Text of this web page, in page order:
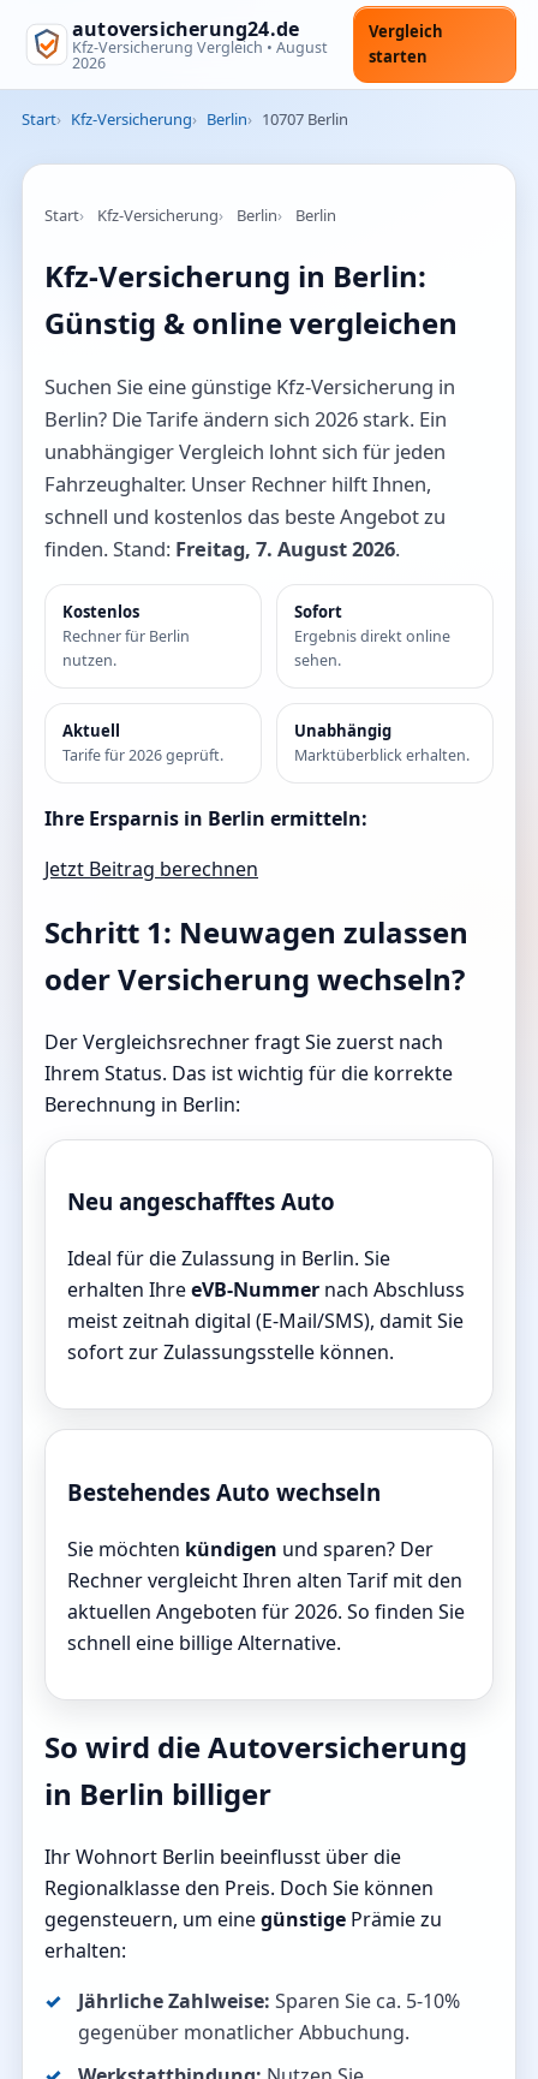
autoversicherung24.de
Kfz-Versicherung Vergleich • August
2026
Vergleich
starten
Start Kfz-Versicherung Berlin 10707 Berlin
Start Kfz-Versicherung Berlin Berlin
Kfz-Versicherung in Berlin:
Günstig & online vergleichen
Suchen Sie eine günstige Kfz-Versicherung in
Berlin? Die Tarife ändern sich 2026 stark. Ein
unabhängiger Vergleich lohnt sich für jeden
Fahrzeughalter. Unser Rechner hilft Ihnen,
schnell und kostenlos das beste Angebot zu
finden. Stand: Freitag, 7. August 2026.
Kostenlos
Rechner für Berlin
nutzen.
Sofort
Ergebnis direkt online
sehen.
Aktuell
Tarife für 2026 geprüft.
Unabhängig
Marktüberblick erhalten.
Ihre Ersparnis in Berlin ermitteln:
Jetzt Beitrag berechnen
Schritt 1: Neuwagen zulassen
oder Versicherung wechseln?
Der Vergleichsrechner fragt Sie zuerst nach
Ihrem Status. Das ist wichtig für die korrekte
Berechnung in Berlin:
Neu angeschafftes Auto
Ideal für die Zulassung in Berlin. Sie
erhalten IhreeVB-Nummer nach Abschluss
meist zeitnah digital (E-Mail/SMS), damit Sie
sofort zur Zulassungsstelle können.
Bestehendes Auto wechseln
Sie möchten kündigen und sparen? Der
Rechner vergleicht Ihren alten Tarif mit den
aktuellen Angeboten für 2026. So finden Sie
schnell eine billige Alternative.
So wird die Autoversicherung
in Berlin billiger
Ihr Wohnort Berlin beeinflusst über die
Regionalklasse den Preis. Doch Sie können
gegensteuern, um einegünstige Prämie zu
erhalten:
Jährliche Zahlweise: Sparen Sie ca. 5-10%
gegenüber monatlicher Abbuchung.